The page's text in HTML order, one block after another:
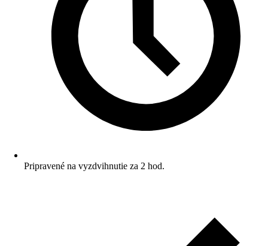
Pripravené na vyzdvihnutie za 2 hod.